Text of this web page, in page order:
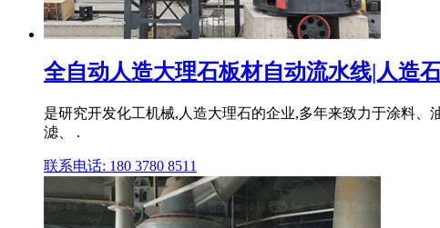
全自动人造大理石板材自动流水线|人造
是研究开发化工机械,人造大理石的企业,多年来致力于涂料
滤、 .
联系电话: 180 3780 8511